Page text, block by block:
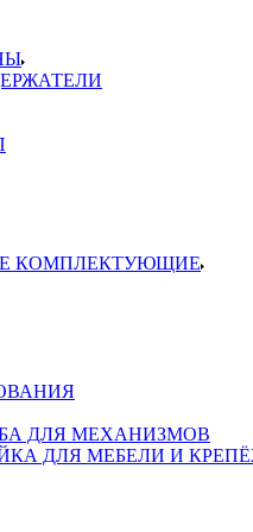
КОМПЛЕКТУЮЩИЕ
ДЛЯ МЕХАНИЗМОВ
ДЛЯ МЕБЕЛИ И